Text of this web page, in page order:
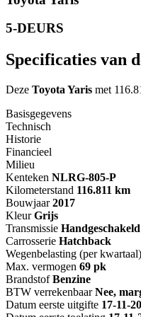
5-DEURS
Specificaties van
Deze Toyota Yaris met
Basisgegevens
Technisch
Historie
Financieel
Milieu
Kenteken NLRG-805-P
Kilometerstand 116.811 km
Bouwjaar 2017
Kleur Grijs
Transmissie Handgeschakeld
Carrosserie Hatchback
Wegenbelasting (per kwartaal)
Max. vermogen 69 pk
Brandstof Benzine
BTW verrekenbaar Nee,
Datum eerste uitgifte 17-11-